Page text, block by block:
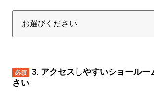
必須
3. アクセスしやすいショールー
さい